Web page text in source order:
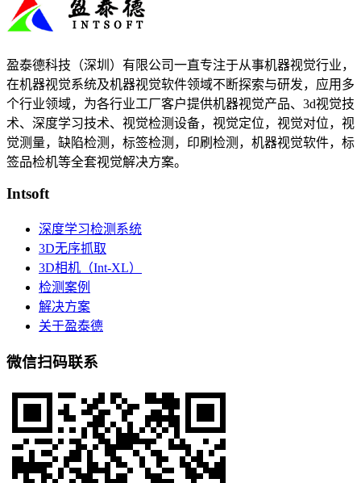
盈泰德科技（深圳）有限公司一直专注于从事机器视觉行业，
在机器视觉系统及机器视觉软件领域不断探索与研发​，应用多
个行业领域，为各行业工厂客户提供机器视觉产品、3d视觉技
术、深度学习技术、视觉检测设备，视觉定位，视觉对位，视
觉测量，缺陷检测，标签检测，印刷检测，机器视觉软件，标
签品检机等​全套视觉解决方案​。
Intsoft
深度学习检测系统
3D无序抓取
3D相机（Int-XL）
检测案例
解决方案
关于盈泰德
微信扫码联系